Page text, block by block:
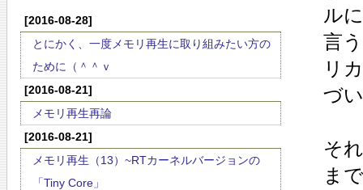
[2016-08-28]
とにかく、一度メモリ再生に取り組みたい方の
ために（＾＾ｖ
[2016-08-21]
メモリ再生再論
[2016-08-21]
メモリ再生（13）~RTカーネルバージョンの
「Tiny Core」
ル
言
リ
づ
そ
ま